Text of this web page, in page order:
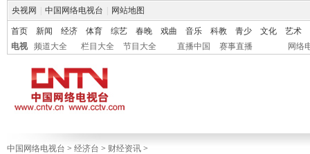
央视网 中国网络电视台 网站地图
首页 新闻 经济 体育 综艺 春晚 戏曲 音乐 科教 青少 文化
艺术
电视
频道大全 栏目大全 节目大全 直播中国 赛事直播 网络
中国网络电视台 > 经济台 > 财经资讯 >